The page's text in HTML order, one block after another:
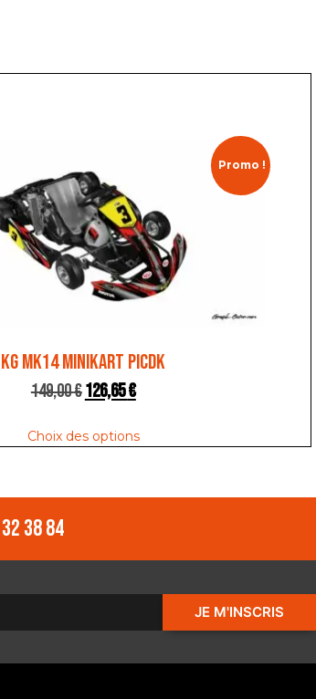
Promo !
KG MK14 MINIKART PICDK
149,00€126,65€
Choix des options
38 84
JE M'INSCRIS